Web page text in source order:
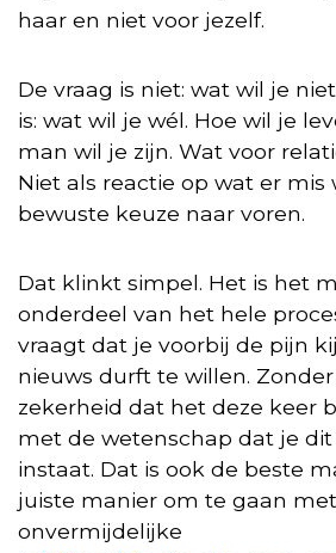
haar en niet voor jezelf.
De vraag is niet: wat wil je
is: wat wil je wél. Hoe wil je
man wil je zijn. Wat voor
Niet als reactie op wat er mis
bewuste keuze naar voren.
Dat klinkt simpel. Het is het
onderdeel van het hele
vraagt dat je voorbij de pijn
nieuws durft te willen.
zekerheid dat het deze keer
met de wetenschap dat je
instaat. Dat is ook de beste
juiste manier om te gaan
onvermijdelijke